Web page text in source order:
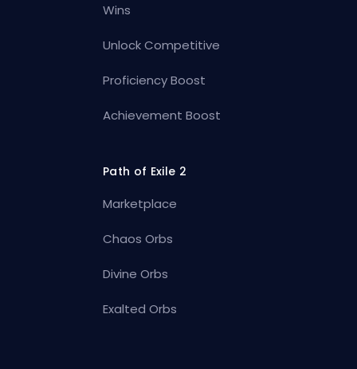
Wins
Unlock Competitive
Proficiency Boost
Achievement Boost
Path of Exile 2
Marketplace
Chaos Orbs
Divine Orbs
Exalted Orbs